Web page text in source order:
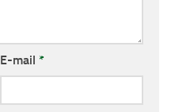
E-mail *